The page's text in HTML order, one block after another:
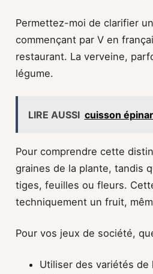
Permettez-moi de clarifier
commençant par V en
restaurant. La verveine,
légume.
LIRE AUSSI cuisson
Pour comprendre cette
graines de la plante, tandis
tiges, feuilles ou fleurs.
techniquement un fruit,
Pour vos jeux de société,
Utiliser des variétés de